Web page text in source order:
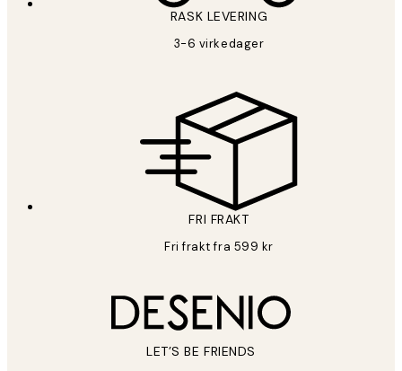
RASK LEVERING
3-6 virkedager
FRI FRAKT
Fri frakt fra 599 kr
LET’S BE FRIENDS